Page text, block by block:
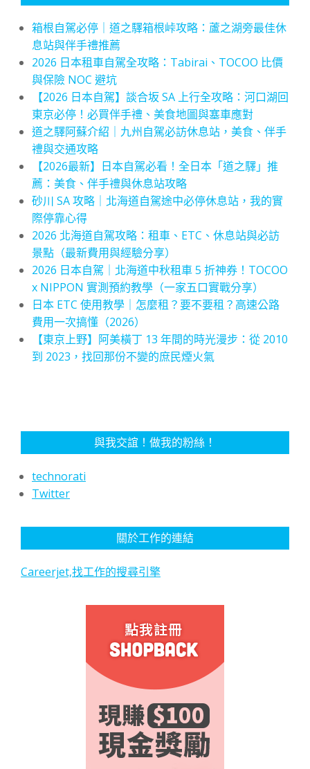
箱根自駕必停｜道之驛箱根峠攻略：蘆之湖旁最佳休
息站與伴手禮推薦
2026 日本租車自駕全攻略：Tabirai、TOCOO 比價
與保險 NOC 避坑
【2026 日本自駕】談合坂 SA 上行全攻略：河口湖回
東京必停！必買伴手禮、美食地圖與塞車應對
道之驛阿蘇介紹｜九州自駕必訪休息站，美食、伴手
禮與交通攻略
【2026最新】日本自駕必看！全日本「道之驛」推
薦：美食、伴手禮與休息站攻略
砂川 SA 攻略｜北海道自駕途中必停休息站，我的實
際停靠心得
2026 北海道自駕攻略：租車、ETC、休息站與必訪
景點（最新費用與經驗分享）
2026 日本自駕｜北海道中秋租車 5 折神券！TOCOO
x NIPPON 實測預約教學（一家五口實戰分享）
日本 ETC 使用教學｜怎麼租？要不要租？高速公路
費用一次搞懂（2026）
【東京上野】阿美橫丁 13 年間的時光漫步：從 2010
到 2023，找回那份不變的庶民煙火氣
與我交誼！做我的粉絲！
technorati
Twitter
關於工作的連結
Careerjet,找工作的搜尋引擎